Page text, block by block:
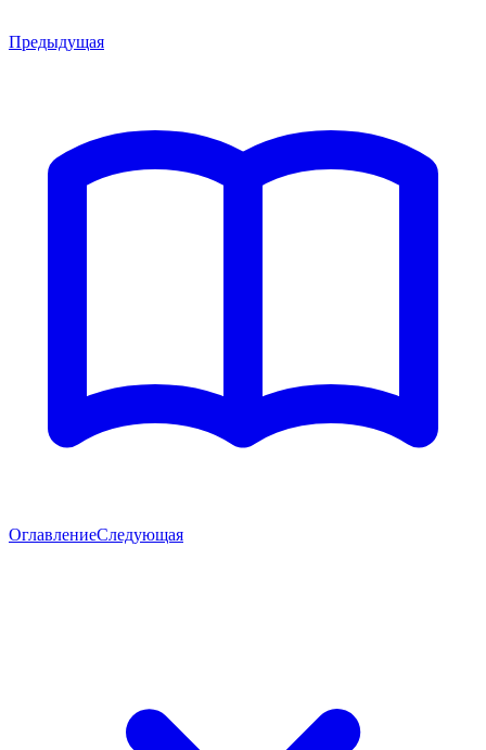
Предыдущая
ОглавлениеСледующая